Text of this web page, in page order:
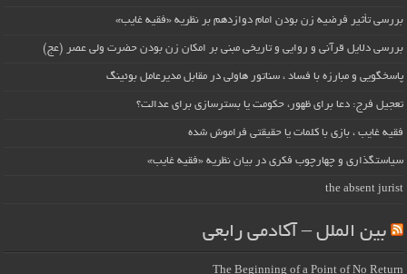
بررسی تأثیر فرضیه زن بودن امام دوازدهم بر نظریه «فقیه غایب»
بررسی دلایل قرآنی و روایی و تاریخی مبنی بر امکان زن بودن حضرت ولی عصر (عج)
پاسخگویی و مبارزه با فساد ، سناتور هاولی در مقابل مدیرعامل بوئینگ
تعجیل فرج: دعا برای ظهور، حکومت یا بسترسازی برای عدالت؟
فقیه غایب ، بازی با کلمات یا حقیقتی فراموش شده
سیاستگذاری و چهارچوب فکری در بیان نظریه «فقیه غایب»
the absent jurist
بین الملل – آکادمی رابعی
The Beginning of a Point of No Return